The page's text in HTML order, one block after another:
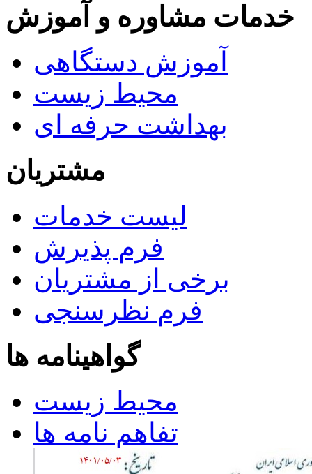
خدمات مشاوره و آموزش
آموزش دستگاهی
محیط زیست
بهداشت حرفه ای
مشتریان
لیست خدمات
فرم پذیرش
برخی از مشتریان
فرم نظرسنجی
گواهینامه ها
محیط زیست
تفاهم نامه ها